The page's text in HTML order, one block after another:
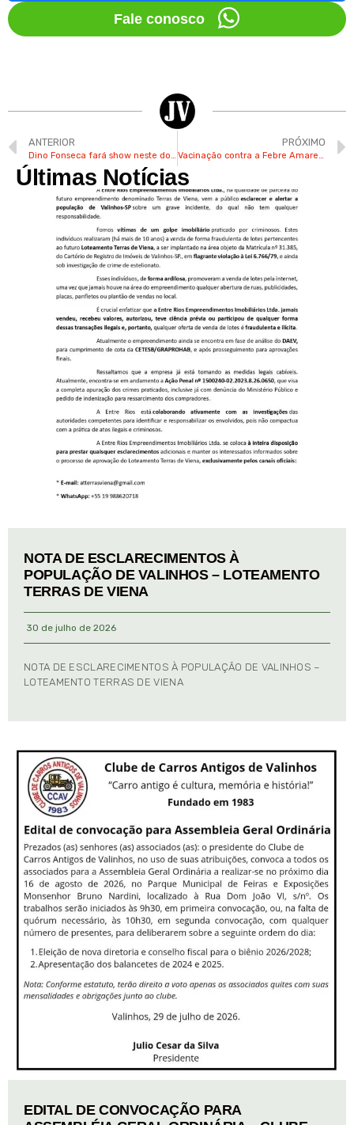
Fale conosco
ANTERIOR PRÓXIMO
Últimas Notícias
NOTA DE ESCLARECIMENTOS À
POPULAÇÃO DE VALINHOS – LOTEAMENTO
TERRAS DE VIENA
30 de julho de 2026
NOTA DE ESCLARECIMENTOS À POPULAÇÃO DE VALINHOS –
LOTEAMENTO TERRAS DE VIENA
EDITAL DE CONVOCAÇÃO PARA